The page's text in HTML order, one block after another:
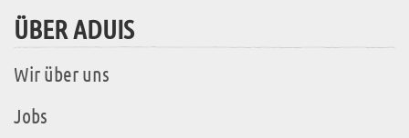
ÜBER ADUIS
Wir über uns
Jobs